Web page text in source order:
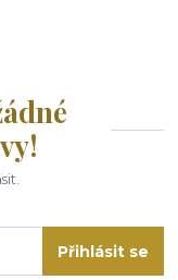
Přihlásit se